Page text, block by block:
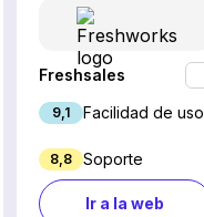
Freshsales
9,1 Facilidad de uso
8,8 Soporte
Ir a la web